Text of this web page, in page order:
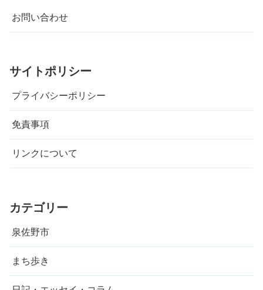
お問い合わせ
サイトポリシー
プライバシーポリシー
免責事項
リンクについて
カテゴリー
泉佐野市
まち歩き